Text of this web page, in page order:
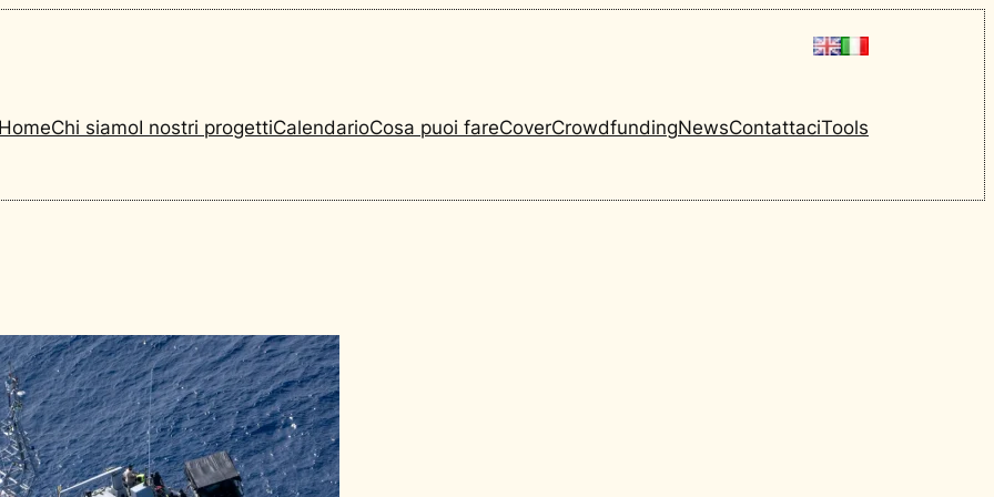
HomeChi siamoI nostri progettiCalendarioCosa puoi fareCoverCrowdfundingNewsContattaciTools